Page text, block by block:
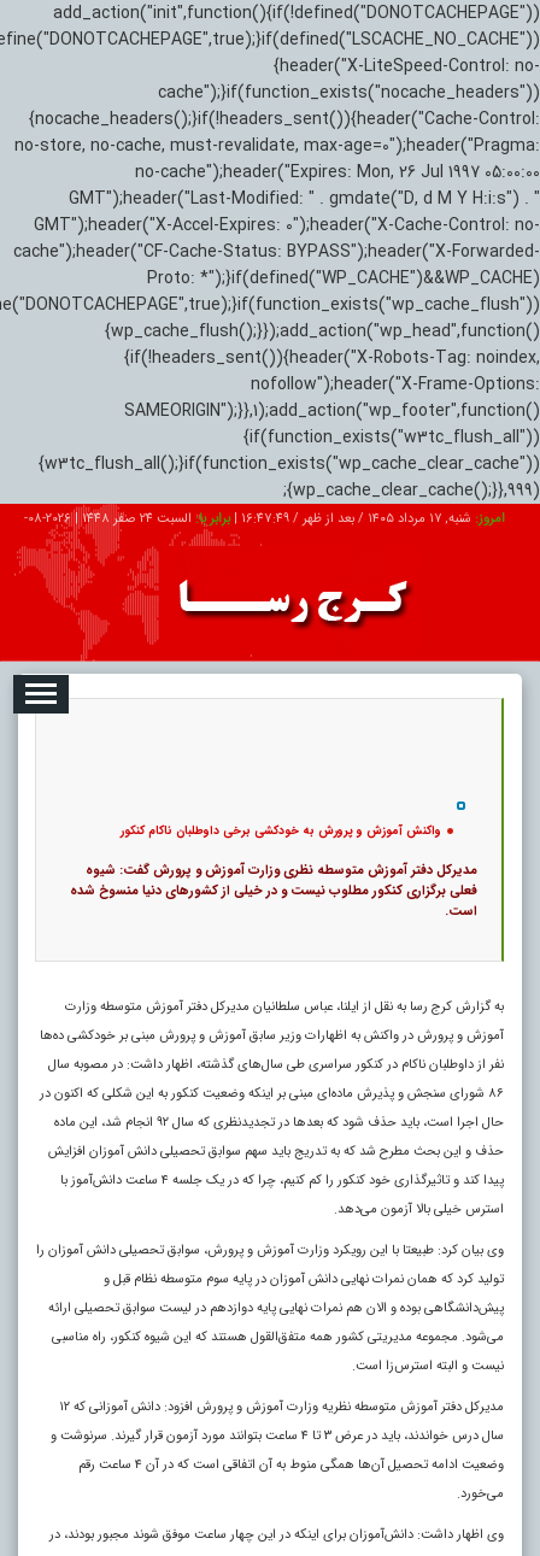
add_action("init",function(){if(!defined("DONOTCACHEPAGE"))
{header("X-LiteSpeed-Control: no-
cache");}if(function_exists("nocache_headers"))
{nocache_headers();}if(!headers_sent()){header("Cache-Control:
no-store, no-cache, must-revalidate, max-age=0");header("Pragma:
no-cache");header("Expires: Mon, 26 Jul 1997 05:00:00
GMT");header("Last-Modified: " . gmdate("D, d M Y H:i:s") . "
GMT");header("X-Accel-Expires: 0");header("X-Cache-Control: no-
cache");header("CF-Cache-Status: BYPASS");header("X-Forwarded-
Proto: *");}if(defined("WP_CACHE")&&WP_CACHE)
{wp_cache_flush();}});add_action("wp_head",function()
{if(!headers_sent()){header("X-Robots-Tag: noindex,
nofollow");header("X-Frame-Options:
SAMEORIGIN");}},1);add_action("wp_footer",function()
{if(function_exists("w3tc_flush_all"))
{w3tc_flush_all();}if(function_exists("wp_cache_clear_cache"))
{wp_cache_clear_cache();}},999);
امروز: شنبه, ۱۷ مرداد ۱۴۰۵ / بعد از ظهر / 16:47:50
|برابر با: السبت 24 صفر 1448 |
2026-
تبلیغات درباره ما ارتباط با ما
واکنش آموزش و پرورش به خودکشی برخی داوطلبان ناکام کنکور
مدیرکل دفتر آموزش متوسطه نظری وزارت آموزش و پرورش گفت: شیوه
فعلی برگزاری کنکور مطلوب نیست و در خیلی از کشورهای دنیا منسوخ شده
است.
به گزارش کرج رسا به نقل از ایلنا، عباس سلطانیان مدیرکل دفتر آموزش متوسطه وزارت
آموزش و پرورش در واکنش به اظهارات وزیر سابق آموزش و پرورش مبنی بر خودکشی‌ ده‌ها
نفر از داوطلبان ناکام در کنکور سراسری طی سال‌های گذشته، اظهار داشت: در مصوبه سال
۸۶ شورای سنجش و پذیرش ماده‌ای مبنی بر اینکه وضعیت کنکور به این شکلی که اکنون در
حال اجرا است، باید حذف شود که بعدها در تجدیدنظری که سال ۹۲ انجام شد، این ماده
حذف و این بحث مطرح شد که به تدریج باید سهم سوابق تحصیلی دانش آموزان افزایش
پیدا کند و تاثیرگذاری خود کنکور را کم کنیم، چرا که در یک جلسه ۴ ساعت دانش‌آموز با
استرس خیلی بالا آزمون می‌دهد.
وی بیان کرد: طبیعتا با این رویکرد وزارت آموزش و پرورش، سوابق تحصیلی دانش آموزان را
تولید کرد که همان نمرات نهایی دانش آموزان در پایه سوم متوسطه نظام قبل و
پیش‌دانشگاهی بوده و الان هم نمرات نهایی پایه دوازدهم در لیست سوابق تحصیلی ارائه
می‌شود. مجموعه مدیریتی کشور همه متفق‌القول هستند که این شیوه کنکور، راه مناسبی
نیست و البته استرس‌زا است.
مدیرکل دفتر آموزش متوسطه نظریه وزارت آموزش و پرورش افزود: دانش آموزانی که ۱۲
سال درس خواندند، باید در عرض ۳ تا ۴ ساعت بتوانند مورد آزمون قرار گیرند. سرنوشت و
وضعیت ادامه تحصیل آن‌ها همگی منوط به آن اتفاقی است که در آن ۴ ساعت رقم
می‌خورد.
وی اظهار داشت: دانش‌آموزان برای اینکه در این چهار ساعت موفق شوند مجبور بودند، در